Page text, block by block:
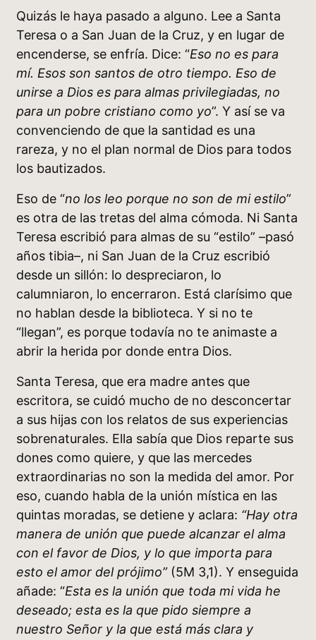
Quizás le haya pasado a alguno. Lee a Santa
Teresa o a San Juan de la Cruz, y en lugar de
encenderse, se enfría. Dice: “Eso no es para
mí. Esos son santos de otro tiempo. Eso de
unirse a Dios es para almas privilegiadas, no
para un pobre cristiano como yo”. Y así se va
convenciendo de que la santidad es una
rareza, y no el plan normal de Dios para todos
los bautizados.
Eso de “no los leo porque no son de mi estilo”
es otra de las tretas del alma cómoda. Ni Santa
Teresa escribió para almas de su “estilo” –pasó
años tibia–, ni San Juan de la Cruz escribió
desde un sillón: lo despreciaron, lo
calumniaron, lo encerraron. Está clarísimo que
no hablan desde la biblioteca. Y si no te
“llegan”, es porque todavía no te animaste a
abrir la herida por donde entra Dios.
Santa Teresa, que era madre antes que
escritora, se cuidó mucho de no desconcertar
a sus hijas con los relatos de sus experiencias
sobrenaturales. Ella sabía que Dios reparte sus
dones como quiere, y que las mercedes
extraordinarias no son la medida del amor. Por
eso, cuando habla de la unión mística en las
quintas moradas, se detiene y aclara: “Hay otra
manera de unión que puede alcanzar el alma
con el favor de Dios, y lo que importa para
esto el amor del prójimo”(5M 3,1). Y enseguida
añade: “Esta es la unión que toda mi vida he
deseado; esta es la que pido siempre a
nuestro Señor y la que está más clara y